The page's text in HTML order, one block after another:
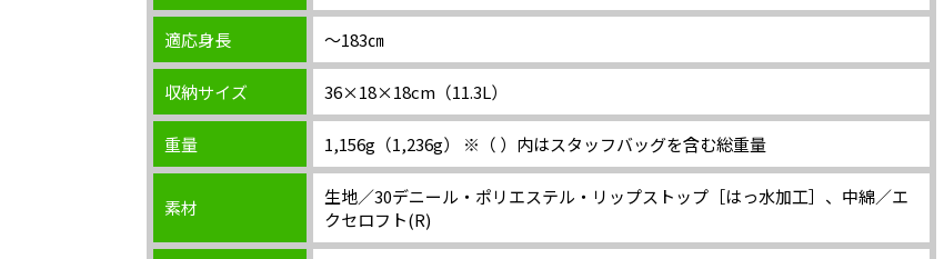
適応身長 ～183㎝
収納サイズ 36×18×18cm（11.3L）
重量 1,156g（1,236g） ※（ ）内はスタッフバッグを含む総重量
素材
生地／30デニール・ポリエステル・リップストップ［はっ水加工］、中綿／エ
クセロフト(R)